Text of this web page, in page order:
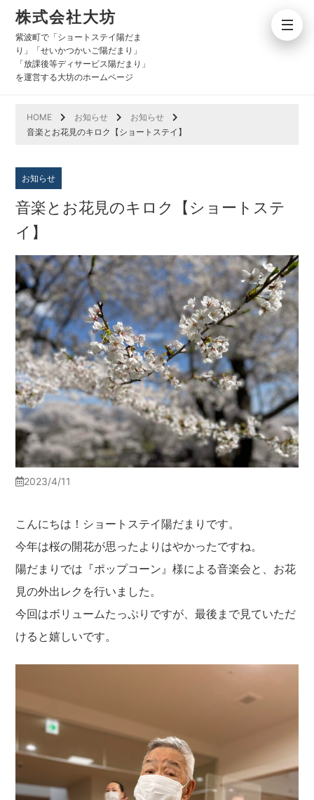
株式会社大坊
紫波町で「ショートステイ陽だま
り」「せいかつかいご陽だまり」
「放課後等ディサービス陽だまり」
を運営する大坊のホームページ
HOME お知らせ
お知らせ
音楽とお花見のキロク【ショートステイ】
お知らせ
音楽とお花見のキロク【ショートステ
イ】
2023/4/11
こんにちは！ショートステイ陽だまりです。
今年は桜の開花が思ったよりはやかったですね。
陽だまりでは『ポップコーン』様による音楽会と、お花
見の外出レクを行いました。
今回はボリュームたっぷりですが、最後まで見ていただ
けると嬉しいです。